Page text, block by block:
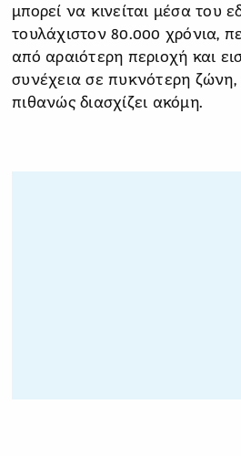
μπορεί να κινείται μέσα του
τουλάχιστον 80.000 χρόνια,
από αραιότερη περιοχή και
συνέχεια σε πυκνότερη ζώνη,
πιθανώς διασχίζει ακόμη.